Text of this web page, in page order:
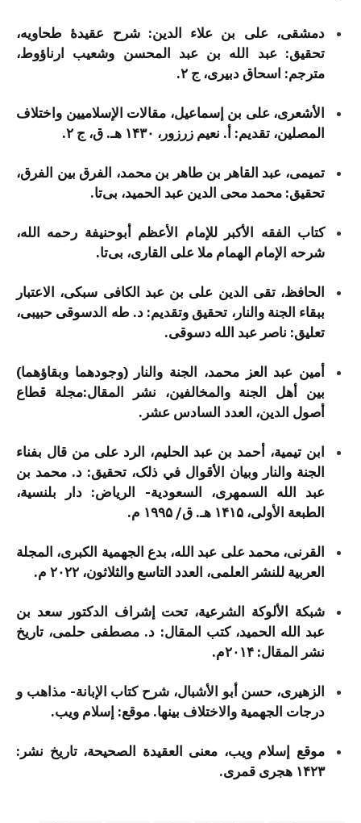
دمشقی، علی بن علاء الدین: شرح عقیدۀ طحاویه،
تحقیق: عبد الله بن عبد المحسن وشعیب ارناؤوط،
مترجم: اسحاق دبیری، ج ۲.
الأشعری، علی بن إسماعیل، مقالات الإسلامیین واختلاف
المصلین، تقدیم: أ. نعیم زرزور، ۱۴۳۰ هـ. ق، ج ۲.
تمیمی، عبد القاهر بن طاهر بن محمد، الفرق بین الفرق،
تحقیق: محمد محی الدین عبد الحمید، بی‌تا.
کتاب الفقه الأکبر للإمام الأعظم أبوحنیفة رحمه الله،
شرحه الإمام الهمام ملا علی القاری، بی‌تا.
الحافظ، تقی الدین علی بن عبد الکافی سبکی، الاعتبار
ببقاء الجنة والنار، تحقیق وتقدیم: د. طه الدسوقی حبیبی،
تعلیق: ناصر عبد الله دسوقی.
أمین عبد العز محمد، الجنة والنار (وجودهما وبقاؤهما)
بین أهل الجنة والمخالفین، نشر المقال:مجلة قطاع
أصول الدین، العدد السادس عشر.
ابن تیمیة، أحمد بن عبد الحلیم، الرد علی من قال بفناء
الجنة والنار وبیان الأقوال في ذلک، تحقیق: د. محمد بن
عبد الله السمهری، السعودية- الرياض: دار بلنسية،
الطبعة الأولى، ۱۴۱۵ هـ. ق/ ۱۹۹۵ م.
القرنی، محمد علی عبد الله، بدع الجهمیة الکبری، المجلة
العربیة للنشر العلمی، العدد التاسع والثلاثون، ۲۰۲۲ م.
شبکة الألوکة الشرعیة، تحت إشراف الدکتور سعد بن
عبد الله الحمید، کتب المقال: د. مصطفی حلمی، تاریخ
نشر المقال: ۲۰۱۴م.
الزهیری، حسن أبو الأشبال، شرح کتاب الإبانة- مذاهب و
درجات الجهمیة والاختلاف بینها. موقع: إسلام ویب.
موقع إسلام ویب، معنی العقیدة الصحیحة، تاریخ نشر:
۱۴۲۳ هجری قمری.